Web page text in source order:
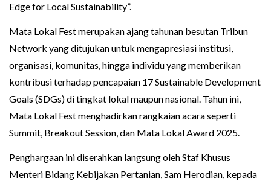
Edge for Local Sustainability”.
Mata Lokal Fest merupakan ajang tahunan besutan Tribun
Network yang ditujukan untuk mengapresiasi institusi,
organisasi, komunitas, hingga individu yang memberikan
kontribusi terhadap pencapaian 17 Sustainable Development
Goals (SDGs) di tingkat lokal maupun nasional. Tahun ini,
Mata Lokal Fest menghadirkan rangkaian acara seperti
Summit, Breakout Session, dan Mata Lokal Award 2025.
Penghargaan ini diserahkan langsung oleh Staf Khusus
Menteri Bidang Kebijakan Pertanian, Sam Herodian, kepada